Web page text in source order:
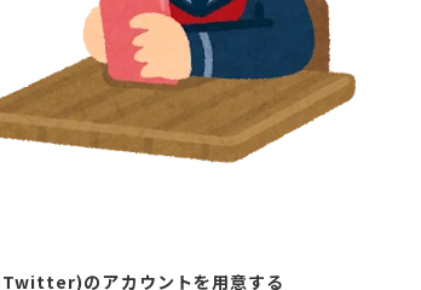
のアカウントを用意する